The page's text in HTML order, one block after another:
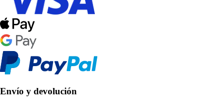
Envío y devolución